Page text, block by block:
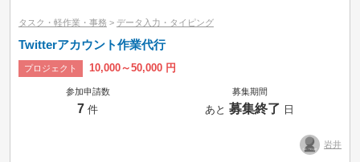
タスク・軽作業・事務 > データ入力・タイピング
Twitterアカウント作業代行
プロジェクト 10,000～50,000 円
参加申請数
7 件
募集期間
あと募集終了 日
岩井